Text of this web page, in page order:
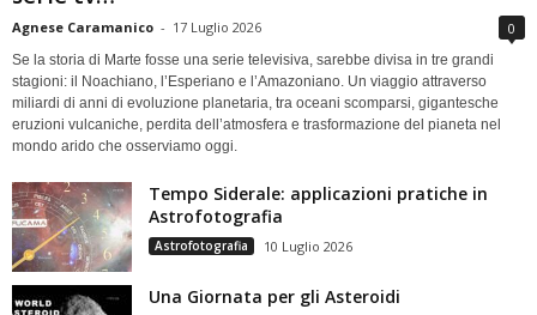
Agnese Caramanico - 17 Luglio 2026 0
Se la storia di Marte fosse una serie televisiva, sarebbe divisa in tre grandi
stagioni: il Noachiano, l’Esperiano e l’Amazoniano. Un viaggio attraverso
miliardi di anni di evoluzione planetaria, tra oceani scomparsi, gigantesche
eruzioni vulcaniche, perdita dell’atmosfera e trasformazione del pianeta nel
mondo arido che osserviamo oggi.
Tempo Siderale: applicazioni pratiche in
Astrofotografia
Astrofotografia 10 Luglio 2026
Una Giornata per gli Asteroidi